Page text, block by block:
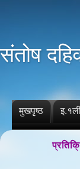
संतोष
मुखपृष्ठ